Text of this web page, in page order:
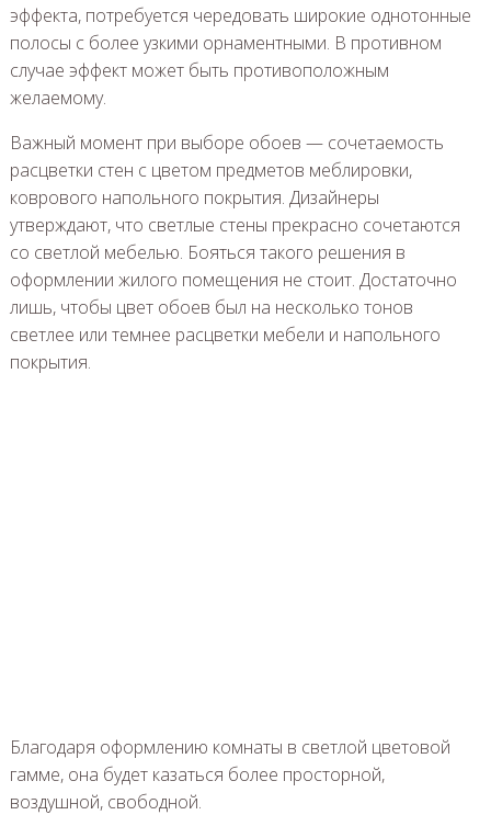
эффекта, потребуется чередовать широкие однотонные
полосы с более узкими орнаментными. В противном
случае эффект может быть противоположным
желаемому.
Важный момент при выборе обоев — сочетаемость
расцветки стен с цветом предметов меблировки,
коврового напольного покрытия. Дизайнеры
утверждают, что светлые стены прекрасно сочетаются
со светлой мебелью. Бояться такого решения в
оформлении жилого помещения не стоит. Достаточно
лишь, чтобы цвет обоев был на несколько тонов
светлее или темнее расцветки мебели и напольного
покрытия.
Благодаря оформлению комнаты в светлой цветовой
гамме, она будет казаться более просторной,
воздушной, свободной.